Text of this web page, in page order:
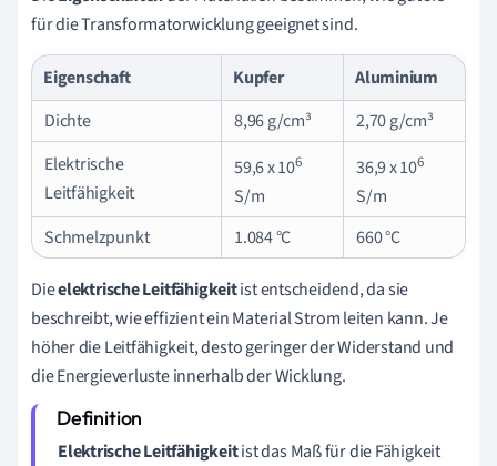
für die Transformatorwicklung geeignet sind.
Eigenschaft Kupfer
Aluminium
Dichte
8,96 g/cm³
2,70 g/cm³
Elektrische
Leitfähigkeit
59,6 x 106
S/m
36,9 x 106
S/m
Schmelzpunkt
1.084 °C 660 °C
Dieelektrische Leitfähigkeitist entscheidend, da sie
beschreibt, wie effizient ein Material Strom leiten kann. Je
höher die Leitfähigkeit, desto geringer der Widerstand und
die Energieverluste innerhalb der Wicklung.
Elektrische Leitfähigkeitist das Maß für die Fähigkeit